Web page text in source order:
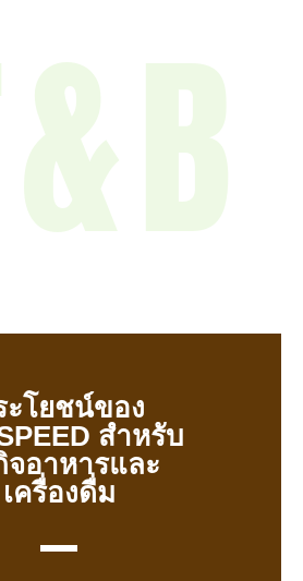
ะโยชน์ของ
สำหรับ
จอาหารและ
เครื่องดื่ม